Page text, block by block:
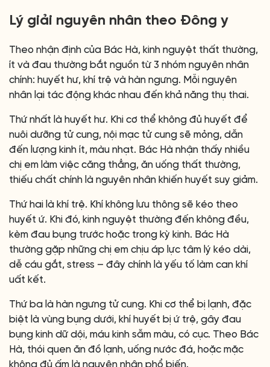
Lý giải nguyên nhân theo Đông y
Theo nhận định của Bác Hà, kinh nguyệt thất thường,
ít và đau thường bắt nguồn từ 3 nhóm nguyên nhân
chính: huyết hư, khí trệ và hàn ngưng. Mỗi nguyên
nhân lại tác động khác nhau đến khả năng thụ thai.
Thứ nhất là huyết hư. Khi cơ thể không đủ huyết để
nuôi dưỡng tử cung, nội mạc tử cung sẽ mỏng, dẫn
đến lượng kinh ít, màu nhạt. Bác Hà nhận thấy nhiều
chị em làm việc căng thẳng, ăn uống thất thường,
thiếu chất chính là nguyên nhân khiến huyết suy giảm.
Thứ hai là khí trệ. Khí không lưu thông sẽ kéo theo
huyết ứ. Khi đó, kinh nguyệt thường đến không đều,
kèm đau bụng trước hoặc trong kỳ kinh. Bác Hà
thường gặp những chị em chịu áp lực tâm lý kéo dài,
dễ cáu gắt, stress – đây chính là yếu tố làm can khí
uất kết.
Thứ ba là hàn ngưng tử cung. Khi cơ thể bị lạnh, đặc
biệt là vùng bụng dưới, khí huyết bị ứ trệ, gây đau
bụng kinh dữ dội, máu kinh sẫm màu, có cục. Theo Bác
Hà, thói quen ăn đồ lạnh, uống nước đá, hoặc mặc
không đủ ấm là nguyên nhân phổ biến.